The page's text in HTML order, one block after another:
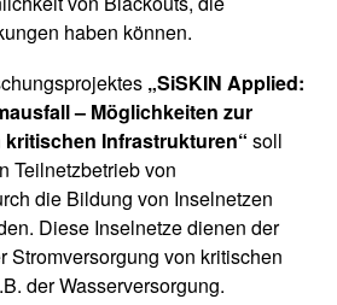
haben können.
„SiSKIN Applied:
– Möglichkeiten zur
Infrastrukturen“ soll
Teilnetzbetrieb von
die Bildung von Inselnetzen
Diese Inselnetze dienen der
Stromversorgung von kritischen
der Wasserversorgung.